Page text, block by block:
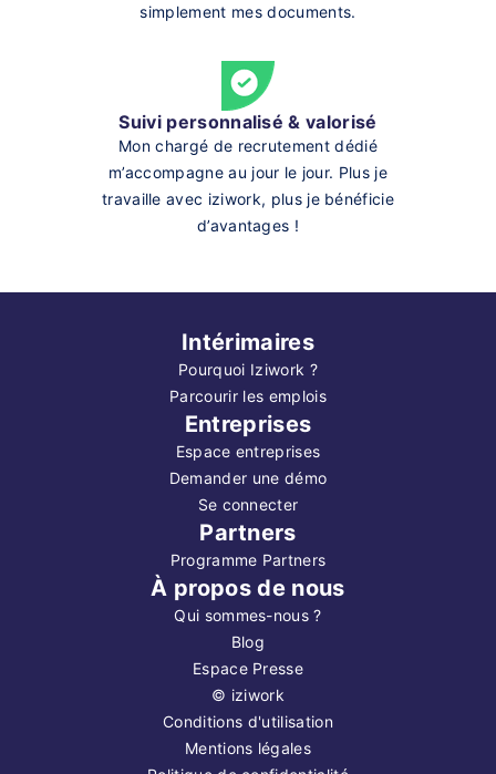
simplement mes documents.
Suivi personnalisé & valorisé
Mon chargé de recrutement dédié
m’accompagne au jour le jour. Plus je
travaille avec iziwork, plus je bénéficie
d’avantages !
Intérimaires
Pourquoi Iziwork ?
Parcourir les emplois
Entreprises
Espace entreprises
Demander une démo
Se connecter
Partners
Programme Partners
À propos de nous
Qui sommes-nous ?
Blog
Espace Presse
© iziwork
Conditions d'utilisation
Mentions légales